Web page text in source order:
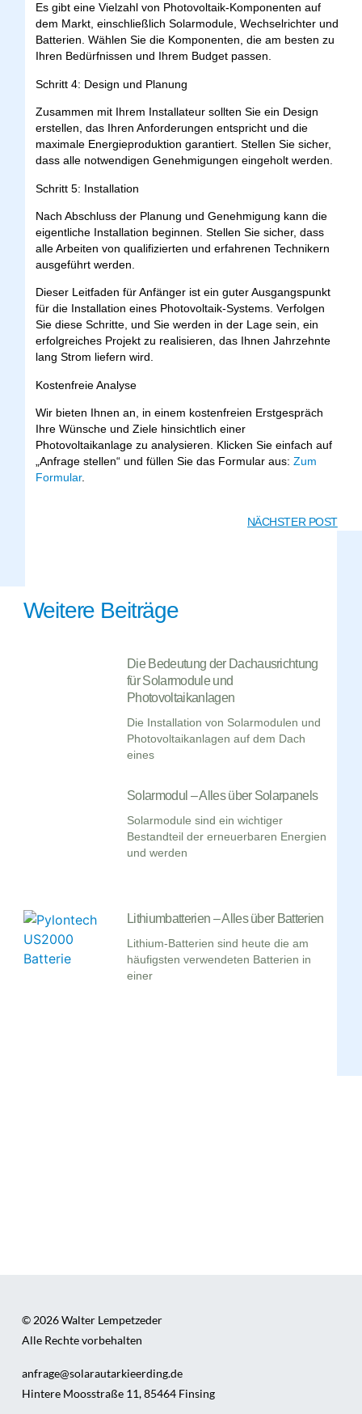
Es gibt eine Vielzahl von Photovoltaik-Komponenten auf
dem Markt, einschließlich Solarmodule, Wechselrichter und
Batterien. Wählen Sie die Komponenten, die am besten zu
Ihren Bedürfnissen und Ihrem Budget passen.
Schritt 4: Design und Planung
Zusammen mit Ihrem Installateur sollten Sie ein Design
erstellen, das Ihren Anforderungen entspricht und die
maximale Energieproduktion garantiert. Stellen Sie sicher,
dass alle notwendigen Genehmigungen eingeholt werden.
Schritt 5: Installation
Nach Abschluss der Planung und Genehmigung kann die
eigentliche Installation beginnen. Stellen Sie sicher, dass
alle Arbeiten von qualifizierten und erfahrenen Technikern
ausgeführt werden.
Dieser Leitfaden für Anfänger ist ein guter Ausgangspunkt
für die Installation eines Photovoltaik-Systems. Verfolgen
Sie diese Schritte, und Sie werden in der Lage sein, ein
erfolgreiches Projekt zu realisieren, das Ihnen Jahrzehnte
lang Strom liefern wird.
Kostenfreie Analyse
Wir bieten Ihnen an, in einem kostenfreien Erstgespräch
Ihre Wünsche und Ziele hinsichtlich einer
Photovoltaikanlage zu analysieren. Klicken Sie einfach auf
„Anfrage stellen“ und füllen Sie das Formular aus: Zum
Formular.
NÄCHSTER POST
Weitere Beiträge
Die Bedeutung der Dachausrichtung
für Solarmodule und
Photovoltaikanlagen
Die Installation von Solarmodulen und
Photovoltaikanlagen auf dem Dach
eines
Solarmodul – Alles über Solarpanels
Solarmodule sind ein wichtiger
Bestandteil der erneuerbaren Energien
und werden
Lithiumbatterien – Alles über Batterien
Lithium-Batterien sind heute die am
häufigsten verwendeten Batterien in
einer
anfrage@solarautarkieerding.de
Hintere Moosstraße 11, 85464 Finsing
© 2026 Walter Lempetzeder
Alle Rechte vorbehalten